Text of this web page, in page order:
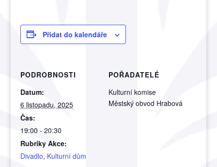
Přidat do kalendáře
PODROBNOSTI
Datum:
6 listopadu, 2025
Čas:
19:00 - 20:30
Rubriky Akce:
Divadlo, Kulturní dům
POŘADATELÉ
Kulturní komise
Městský obvod Hrabová